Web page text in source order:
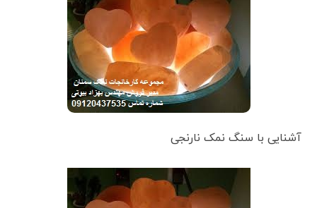
آشنایی با سنگ نمک نارنجی